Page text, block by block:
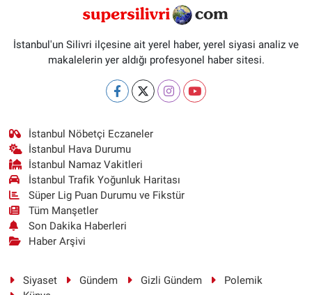
İstanbul'un Silivri ilçesine ait yerel haber, yerel siyasi analiz ve
makalelerin yer aldığı profesyonel haber sitesi.
İstanbul Nöbetçi Eczaneler
İstanbul Hava Durumu
İstanbul Namaz Vakitleri
İstanbul Trafik Yoğunluk Haritası
Süper Lig Puan Durumu ve Fikstür
Tüm Manşetler
Son Dakika Haberleri
Haber Arşivi
Siyaset Gündem Gizli Gündem
Polemik